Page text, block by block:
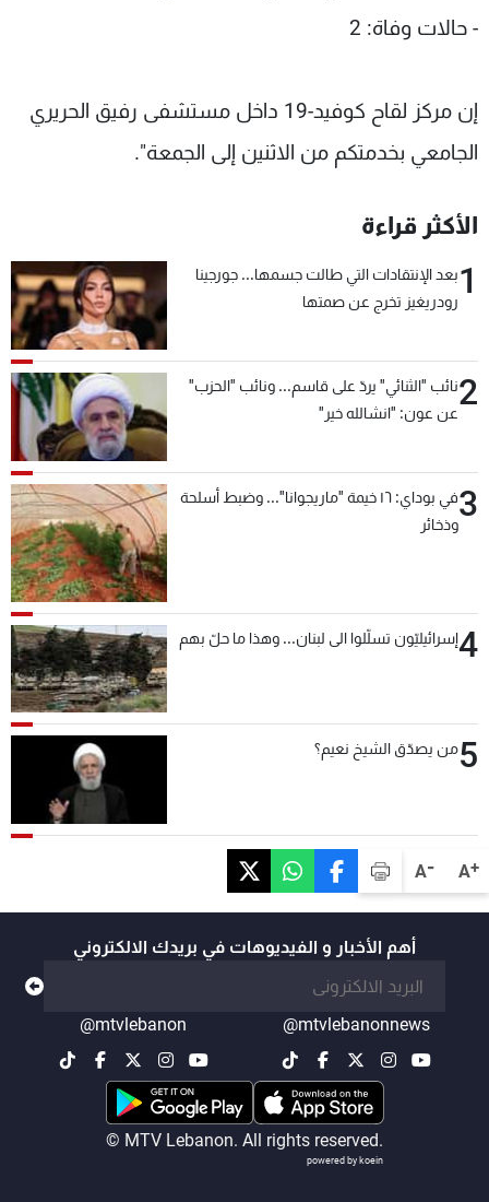
A+
A-
- حالات وفاة: 2
إن مركز لقاح كوفيد-19 داخل مستشفى رفيق الحريري
الجامعي بخدمتكم من الاثنين إلى الجمعة".
الأكثر قراءة
1بعد الإنتقادات التي طالت جسمها... جورجينا
رودريغيز تخرج عن صمتها
2نائب "الثنائي" يردّ على قاسم... ونائب "الحزب"
عن عون: "انشالله خير"
3
في بوداي: ١٦ خيمة "ماريجوانا"... وضبط أسلحة
وذخائر
4إسرائيليّون تسلّلوا الى لبنان... وهذا ما حلّ بهم
5من يصدّق الشيخ نعيم؟
أهم الأخبار و الفيديوهات في بريدك الالكتروني
@mtvlebanonnews
@mtvlebanon
© MTV Lebanon. All rights reserved.
powered by koein